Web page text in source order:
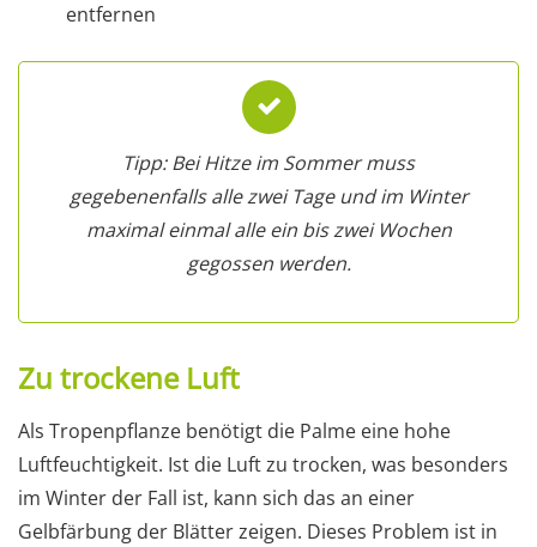
entfernen
Tipp: Bei Hitze im Sommer muss
gegebenenfalls alle zwei Tage und im Winter
maximal einmal alle ein bis zwei Wochen
gegossen werden.
Zu trockene Luft
Als Tropenpflanze benötigt die Palme eine hohe
Luftfeuchtigkeit. Ist die Luft zu trocken, was besonders
im Winter der Fall ist, kann sich das an einer
Gelbfärbung der Blätter zeigen. Dieses Problem ist in